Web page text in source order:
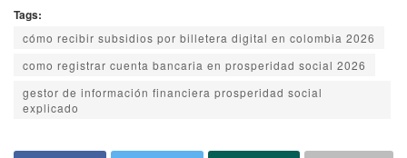
Tags:
cómo recibir subsidios por billetera digital en colombia 2026
como registrar cuenta bancaria en prosperidad social 2026
gestor de información financiera prosperidad social
explicado